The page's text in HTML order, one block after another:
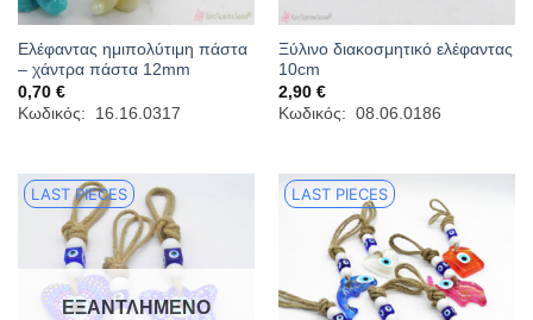
Ελέφαντας ημιπολύτιμη πάστα
– χάντρα πάστα 12mm
0,70 €
Κωδικός: 16.16.0317
Ξύλινο διακοσμητικό ελέφαντας
10cm
2,90 €
Κωδικός: 08.06.0186
LAST PIECES
ΕΞΑΝΤΛΗΜΈΝΟ
LAST PIECES